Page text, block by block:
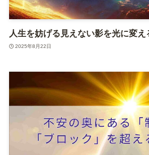
人生を妨げる見えない影を光に変え
2025年8月22日